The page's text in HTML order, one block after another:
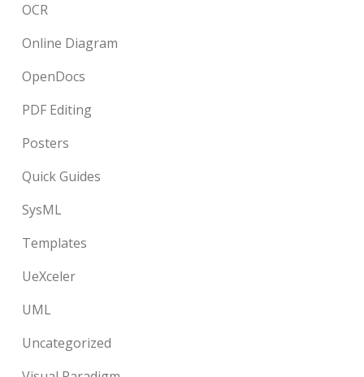
OCR
Online Diagram
OpenDocs
PDF Editing
Posters
Quick Guides
SysML
Templates
UeXceler
UML
Uncategorized